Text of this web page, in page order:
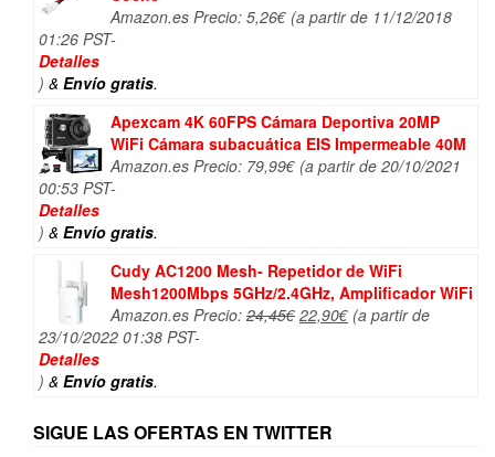
Amazon.es Precio: 5,26€ (a partir de 11/12/2018
01:26 PST-
Detalles
) & Envío gratis.
Apexcam 4K 60FPS Cámara Deportiva 20MP
WiFi Cámara subacuática EIS Impermeable 40M
Amazon.es Precio: 79,99€ (a partir de 20/10/2021
00:53 PST-
Detalles
) & Envío gratis.
Cudy AC1200 Mesh- Repetidor de WiFi
Mesh1200Mbps 5GHz/2.4GHz, Amplificador WiFi
Amazon.es Precio: 24,45€ El
22,90€El(a partir de
23/10/2022 01:38 PST-
Detalles
) & Envío gratis.
SIGUE LAS OFERTAS EN TWITTER